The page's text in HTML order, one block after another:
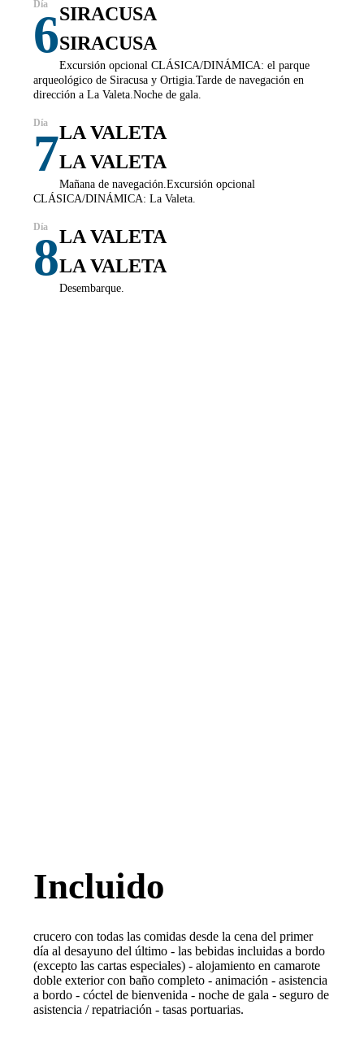
6SIRACUSA
SIRACUSA
Excursión opcional CLÁSICA/DINÁMICA: el parque
arqueológico de Siracusa y Ortigia.Tarde de navegación en
dirección a La Valeta.Noche de gala.
7LA VALETA
LA VALETA
Mañana de navegación.Excursión opcional
CLÁSICA/DINÁMICA: La Valeta.
8LA VALETA
LA VALETA
Desembarque.
Incluido
crucero con todas las comidas desde la cena del primer
día al desayuno del último - las bebidas incluidas a bordo
(excepto las cartas especiales) - alojamiento en camarote
doble exterior con baño completo - animación - asistencia
a bordo - cóctel de bienvenida - noche de gala - seguro de
asistencia / repatriación - tasas portuarias.